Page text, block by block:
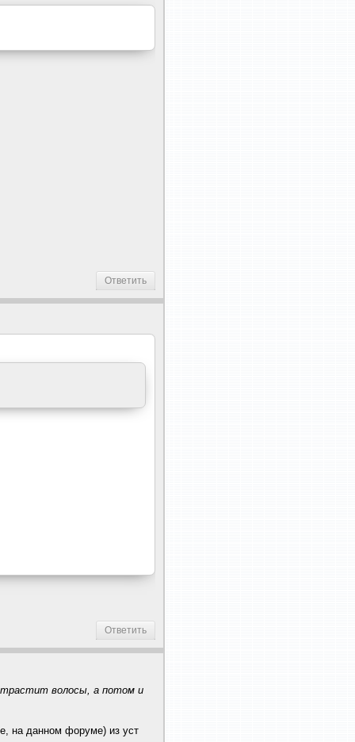
Ответить
Ответить
волосы, а потом и
на данном форуме) из уст